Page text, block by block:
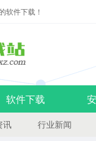
软件下载！
软件下载
讯 行业新闻